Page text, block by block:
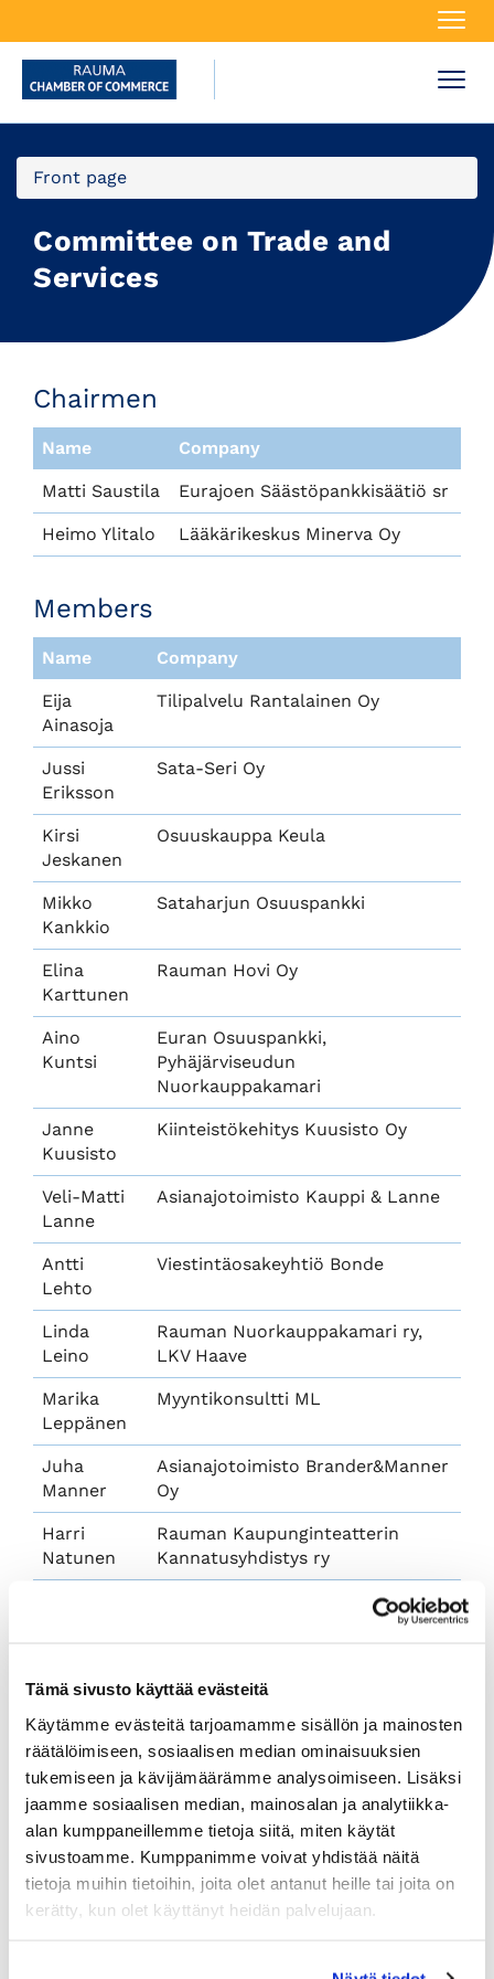
Tämä sivusto käyttää evästeitä
Käytämme evästeitä tarjoamamme sisällön ja mainosten
räätälöimiseen, sosiaalisen median ominaisuuksien
tukemiseen ja kävijämäärämme analysoimiseen. Lisäksi
jaamme sosiaalisen median, mainosalan ja analytiikka-
alan kumppaneillemme tietoja siitä, miten käytät
sivustoamme. Kumppanimme voivat yhdistää näitä
tietoja muihin tietoihin, joita olet antanut heille tai joita on
kerätty, kun olet käyttänyt heidän palvelujaan.
Front page
Committee on Trade and
Services
Chairmen
Name Company
Matti Saustila Eurajoen Säästöpankkisäätiö sr
Heimo Ylitalo Lääkärikeskus Minerva Oy
Members
Name Company
Eija
Ainasoja
Tilipalvelu Rantalainen Oy
Jussi
Eriksson
Sata-Seri Oy
Kirsi
Jeskanen
Osuuskauppa Keula
Mikko
Kankkio
Sataharjun Osuuspankki
Elina
Karttunen
Rauman Hovi Oy
Aino
Kuntsi
Euran Osuuspankki,
Pyhäjärviseudun
Nuorkauppakamari
Janne
Kuusisto
Kiinteistökehitys Kuusisto Oy
Veli-Matti
Lanne
Asianajotoimisto Kauppi & Lanne
Antti
Lehto
Viestintäosakeyhtiö Bonde
Linda
Leino
Rauman Nuorkauppakamari ry,
LKV Haave
Marika
Leppänen
Myyntikonsultti ML
Juha
Manner
Asianajotoimisto Brander&Manner
Oy
Harri
Natunen
Rauman Kaupunginteatterin
Kannatusyhdistys ry
Palmu
Veli-Matti
Paulasaari
VMP-Interior Oy
Jani
Raukko
OP Koti Länsi-Suomi Oy
Olli
Ravantti
Nordea Pankki Suomi Oyj